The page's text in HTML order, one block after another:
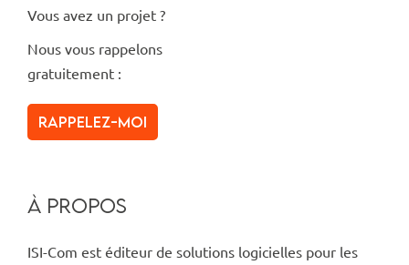
Vous avez un projet ?
Nous vous rappelons
gratuitement :
Rappelez-moi
À PROPOS
ISI-Com est éditeur de solutions logicielles pour les